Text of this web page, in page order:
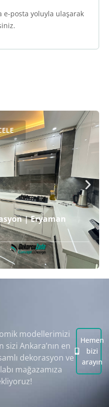
e-posta yoluyla ulaşarak
| Eryaman
modellerimizi
Ankara’nın en
dekorasyon ve
mağazamıza
Hemen
bizi
arayın